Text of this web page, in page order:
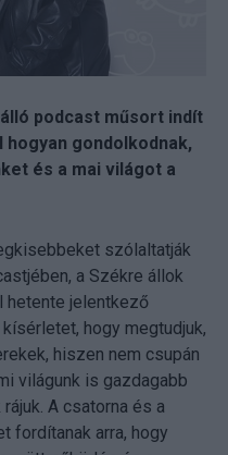
podcast műsort indít
hogyan gondolkodnak,
és a mai világot a
szólaltatják
a Székre állok
hetente jelentkező
hogy megtudjuk,
hiszen nem csupán
világunk is gazdagabb
A csatorna és a
fordítanak arra, hogy